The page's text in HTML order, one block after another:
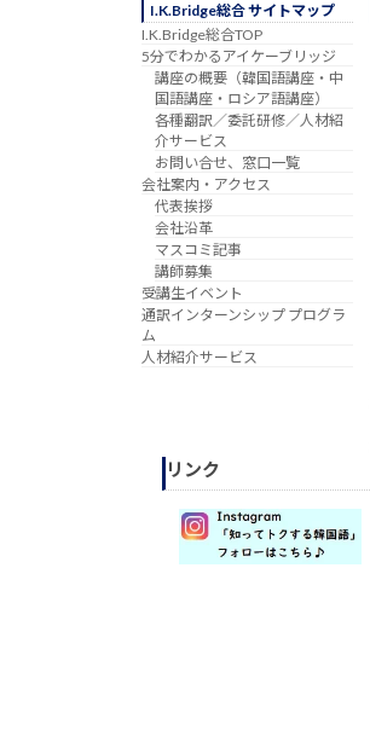
I.K.Bridge総合 サイトマップ
I.K.Bridge総合TOP
5分でわかるアイケーブリッジ
講座の概要（韓国語講座・中
国語講座・ロシア語講座）
各種翻訳／委託研修／人材紹
介サービス
お問い合せ、窓口一覧
会社案内・アクセス
代表挨拶
会社沿革
マスコミ記事
講師募集
受講生イベント
通訳インターンシップ プログラ
ム
人材紹介サービス
リンク